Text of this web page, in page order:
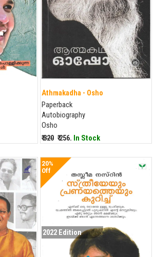
Athmakadha - Osho
Paperback
Autobiography
Osho
₹ 320 ₹ 256. In Stock
20%
Off
2022 Edition